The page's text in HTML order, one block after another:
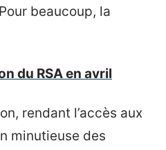
beaucoup, la
du RSA en avril
rendant l’accès aux
minutieuse des